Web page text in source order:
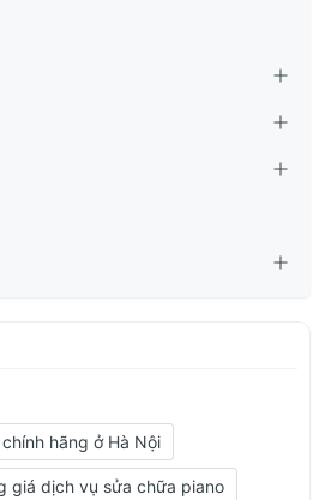
hãng ở Hà Nội
giá dịch vụ sửa chữa piano